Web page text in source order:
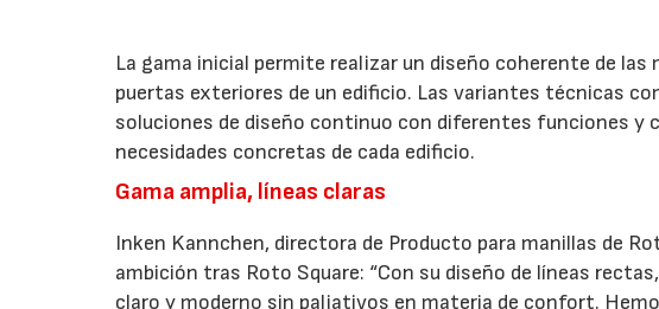
La gama inicial permite realizar un diseño coherente de
puertas exteriores de un edificio. Las variantes técnicas
soluciones de diseño continuo con diferentes funciones y
necesidades concretas de cada edificio.
Gama amplia, líneas claras
Inken Kannchen, directora de Producto para manillas de
ambición tras Roto Square: “Con su diseño de líneas
claro y moderno sin paliativos en materia de confort.